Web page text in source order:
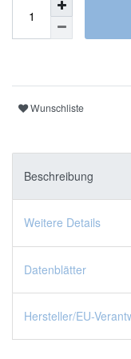
Wunschliste
Beschreibung
Weitere Details
Datenblätter
Hersteller/EU-